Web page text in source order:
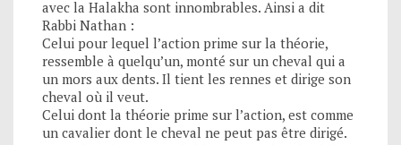
avec la Halakha sont innombrables. Ainsi a dit
Rabbi Nathan :
Celui pour lequel l’action prime sur la théorie,
ressemble à quelqu’un, monté sur un cheval qui a
un mors aux dents. Il tient les rennes et dirige son
cheval où il veut.
Celui dont la théorie prime sur l’action, est comme
un cavalier dont le cheval ne peut pas être dirigé.